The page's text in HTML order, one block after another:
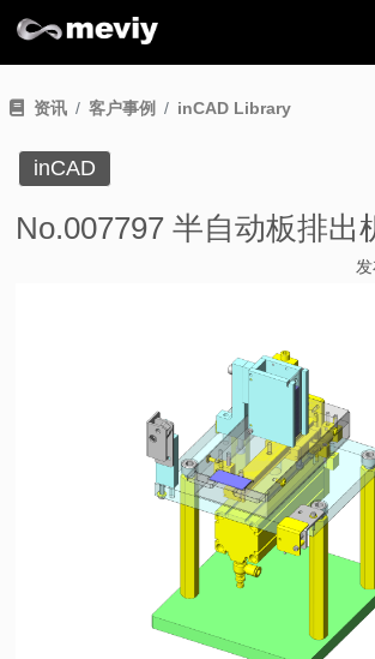
资讯 客户事例 inCAD Library
inCAD
No.007797 半自动板排出